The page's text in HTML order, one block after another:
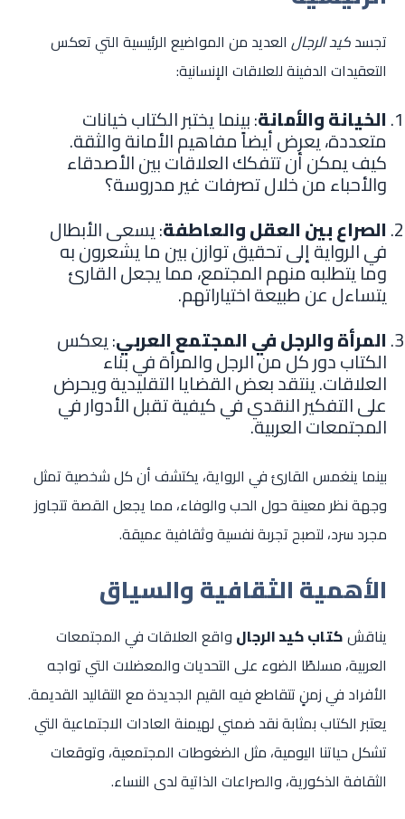
تجسدكيد الرجال العديد من المواضيع الرئيسية التي تعكس
التعقيدات الدفينة للعلاقات الإنسانية:
الخيانة والأمانة: بينما يختبر الكتاب خيانات
متعددة، يعرض أيضاً مفاهيم الأمانة والثقة.
كيف يمكن أن تتفكك العلاقات بين الأصدقاء
والأحباء من خلال تصرفات غير مدروسة؟
الصراع بين العقل والعاطفة: يسعى الأبطال
في الرواية إلى تحقيق توازن بين ما يشعرون به
وما يتطلبه منهم المجتمع، مما يجعل القارئ
يتساءل عن طبيعة اختياراتهم.
المرأة والرجل في المجتمع العربي: يعكس
الكتاب دور كل من الرجل والمرأة في بناء
العلاقات. ينتقد بعض القضايا التقليدية ويحرض
على التفكير النقدي في كيفية تقبل الأدوار في
المجتمعات العربية.
بينما ينغمس القارئ في الرواية، يكتشف أن كل شخصية تمثل
وجهة نظر معينة حول الحب والوفاء، مما يجعل القصة تتجاوز
مجرد سرد، لتصبح تجربة نفسية وثقافية عميقة.
الأهمية الثقافية والسياق
يناقشكتاب كيد الرجال واقع العلاقات في المجتمعات
العربية، مسلطًا الضوء على التحديات والمعضلات التي تواجه
الأفراد في زمنٍ تتقاطع فيه القيم الجديدة مع التقاليد القديمة.
يعتبر الكتاب بمثابة نقد ضمني لهيمنة العادات الاجتماعية التي
تشكل حياتنا اليومية، مثل الضغوطات المجتمعية، وتوقعات
الثقافة الذكورية، والصراعات الذاتية لدى النساء.